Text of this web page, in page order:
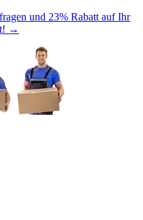
und 23% Rabatt auf Ihr
→